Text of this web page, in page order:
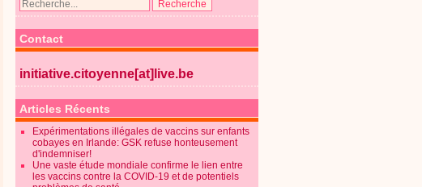
Contact
initiative.citoyenne[at]live.be
Articles Récents
Expérimentations illégales de vaccins sur enfants
cobayes en Irlande: GSK refuse honteusement
d'indemniser!
Une vaste étude mondiale confirme le lien entre
les vaccins contre la COVID-19 et de potentiels